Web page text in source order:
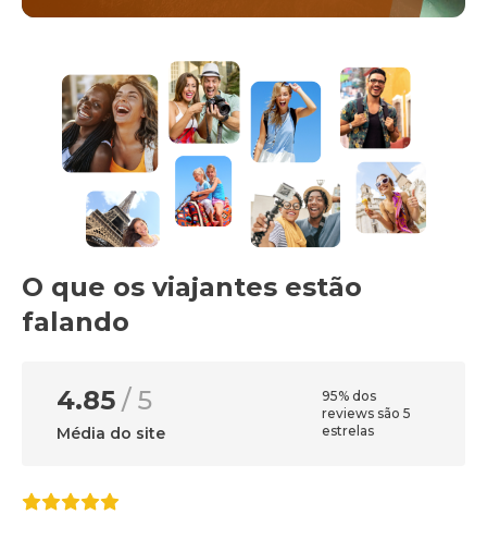
O que os viajantes estão
falando
4.85 / 5
Média do site
95% dos
reviews são 5
estrelas